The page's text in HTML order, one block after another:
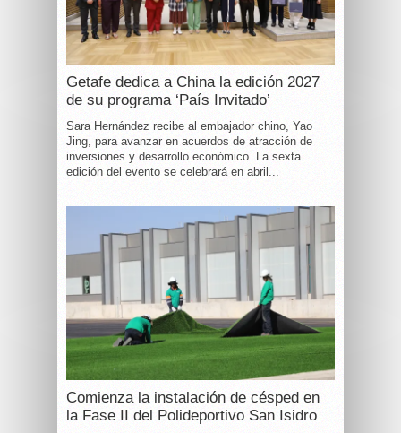
Getafe dedica a China la edición 2027
de su programa ‘País Invitado’
Sara Hernández recibe al embajador chino, Yao
Jing, para avanzar en acuerdos de atracción de
inversiones y desarrollo económico. La sexta
edición del evento se celebrará en abril...
Comienza la instalación de césped en
la Fase II del Polideportivo San Isidro